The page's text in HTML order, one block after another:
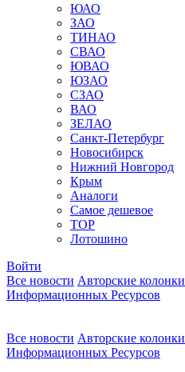
ЮАО
ЗАО
ТИНАО
СВАО
ЮВАО
ЮЗАО
СЗАО
ВАО
ЗЕЛАО
Санкт-Петербург
Новосибирск
Нижний Новгород
Крым
Аналоги
Самое дешевое
TOP
Лотошино
Войти
Все новости Авторские колонки
Информационных Ресурсов
Все новости Авторские колонки
Информационных Ресурсов